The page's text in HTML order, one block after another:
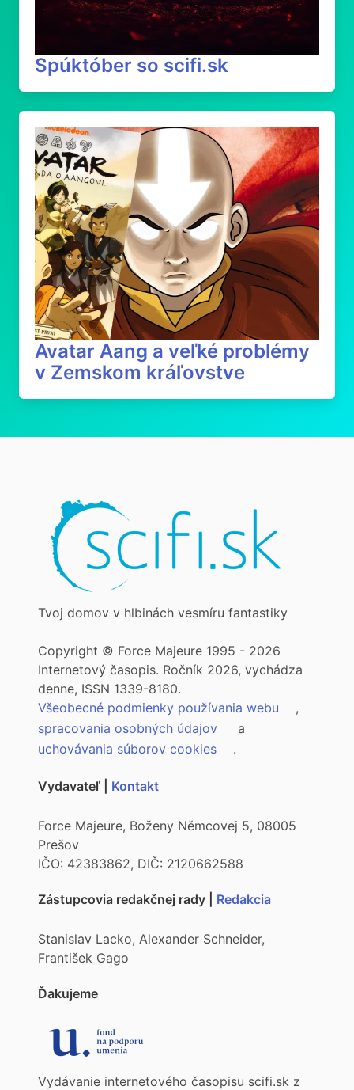
Spúktóber so scifi.sk
Avatar Aang a veľké problémy
v Zemskom kráľovstve
Tvoj domov v hlbinách vesmíru fantastiky
Copyright © Force Majeure 1995 - 2026
Internetový časopis. Ročník 2026, vychádza
denne, ISSN 1339-8180.
Všeobecné podmienky používania webu
,
spracovania osobných údajov
a
uchovávania súborov cookies
.
Vydavateľ | Kontakt
Force Majeure, Boženy Němcovej 5, 08005
Prešov
IČO: 42383862, DIČ: 2120662588
Zástupcovia redakčnej rady | Redakcia
Stanislav Lacko, Alexander Schneider,
František Gago
Ďakujeme
Vydávanie internetového časopisu scifi.sk z